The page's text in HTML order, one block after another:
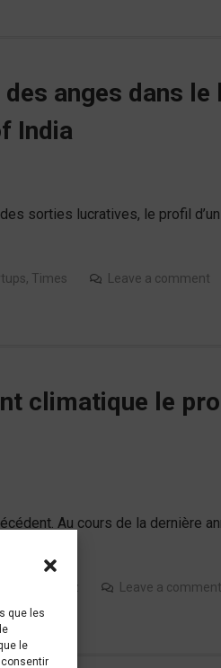
que les
le
anges dans le
India
sorties lucratives, le profil
, Times Leave a comment
climatique le
Au cours de la dernière
Stuffconz Leave a comment